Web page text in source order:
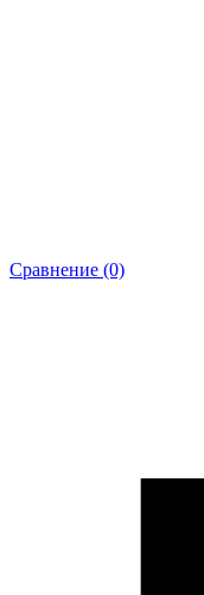
Сравнение (0)